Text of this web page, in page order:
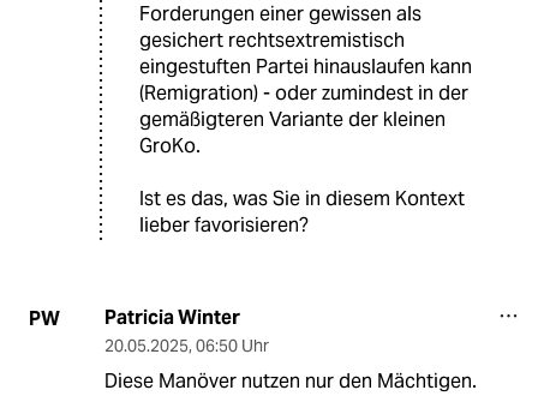
Forderungen einer gewissen als
gesichert rechtsextremistisch
eingestuften Partei hinauslaufen kann
(Remigration) - oder zumindest in der
gemäßigteren Variante der kleinen
GroKo.
Ist es das, was Sie in diesem Kontext
lieber favorisieren?
PW Patricia Winter
20.05.2025, 06:50 Uhr
Diese Manöver nutzen nur den Mächtigen.